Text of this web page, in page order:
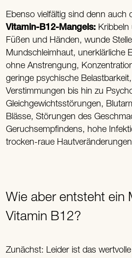
Ebenso vielfältig sind denn auch
Vitamin-B12-Mangels: Kribbeln
Füßen und Händen, wunde
Mundschleimhaut, unerklärliche
ohne Anstrengung,
geringe psychische
Verstimmungen bis hin zu
Gleichgewichtsstörungen,
Blässe, Störungen des
Geruchsempfindens, hohe
trocken-raue
Wie aber entsteht ein
Vitamin B12?
Zunächst: Leider ist das